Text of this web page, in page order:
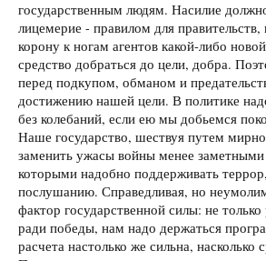
государственным людям. Насилие
лицемерие - правилом для
корону к ногам агентов какой-либо
средство добраться до цели, добра.
перед подкупом, обманом и
достижению нашей цели. В политике
без колебаний, если ею мы добьемся
Наше государство, шествуя путем
заменить ужасы войны менее
которыми надобно поддерживать
послушанию. Справедливая, но
фактор государственной силы: не
ради победы, нам надо держаться
расчета настолько же сильна,